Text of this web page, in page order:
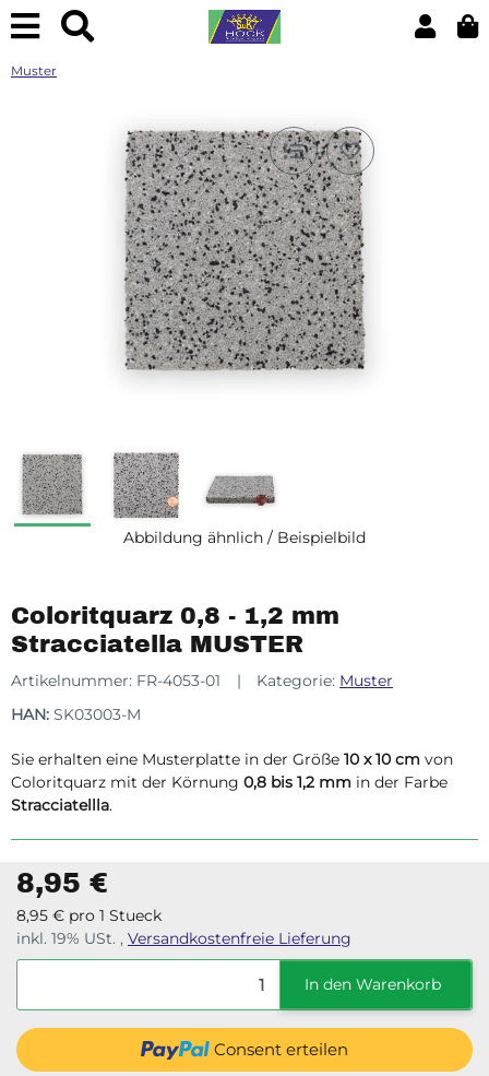
Muster
Abbildung ähnlich / Beispielbild
Coloritquarz 0,8 - 1,2 mm
Stracciatella MUSTER
Artikelnummer: FR-4053-01 Kategorie: Muster
HAN: SK03003-M
Sie erhalten eine Musterplatte in der Größe 10 x 10 cm von
Coloritquarz mit der Körnung 0,8 bis 1,2 mm in der Farbe
Stracciatellla.
8,95 €
8,95 € pro 1 Stueck
inkl. 19% USt. , Versandkostenfreie Lieferung
In den Warenkorb
Consent erteilen